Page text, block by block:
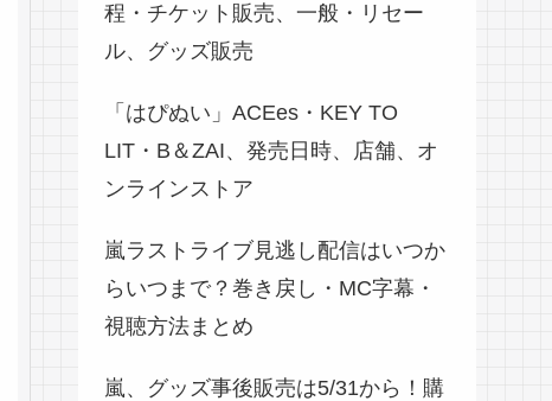
程・チケット販売、一般・リセー
ル、グッズ販売
「はぴぬい」ACEes・KEY TO
LIT・B＆ZAI、発売日時、店舗、オ
ンラインストア
嵐ラストライブ見逃し配信はいつか
らいつまで？巻き戻し・MC字幕・
視聴方法まとめ
嵐、グッズ事後販売は5/31から！購